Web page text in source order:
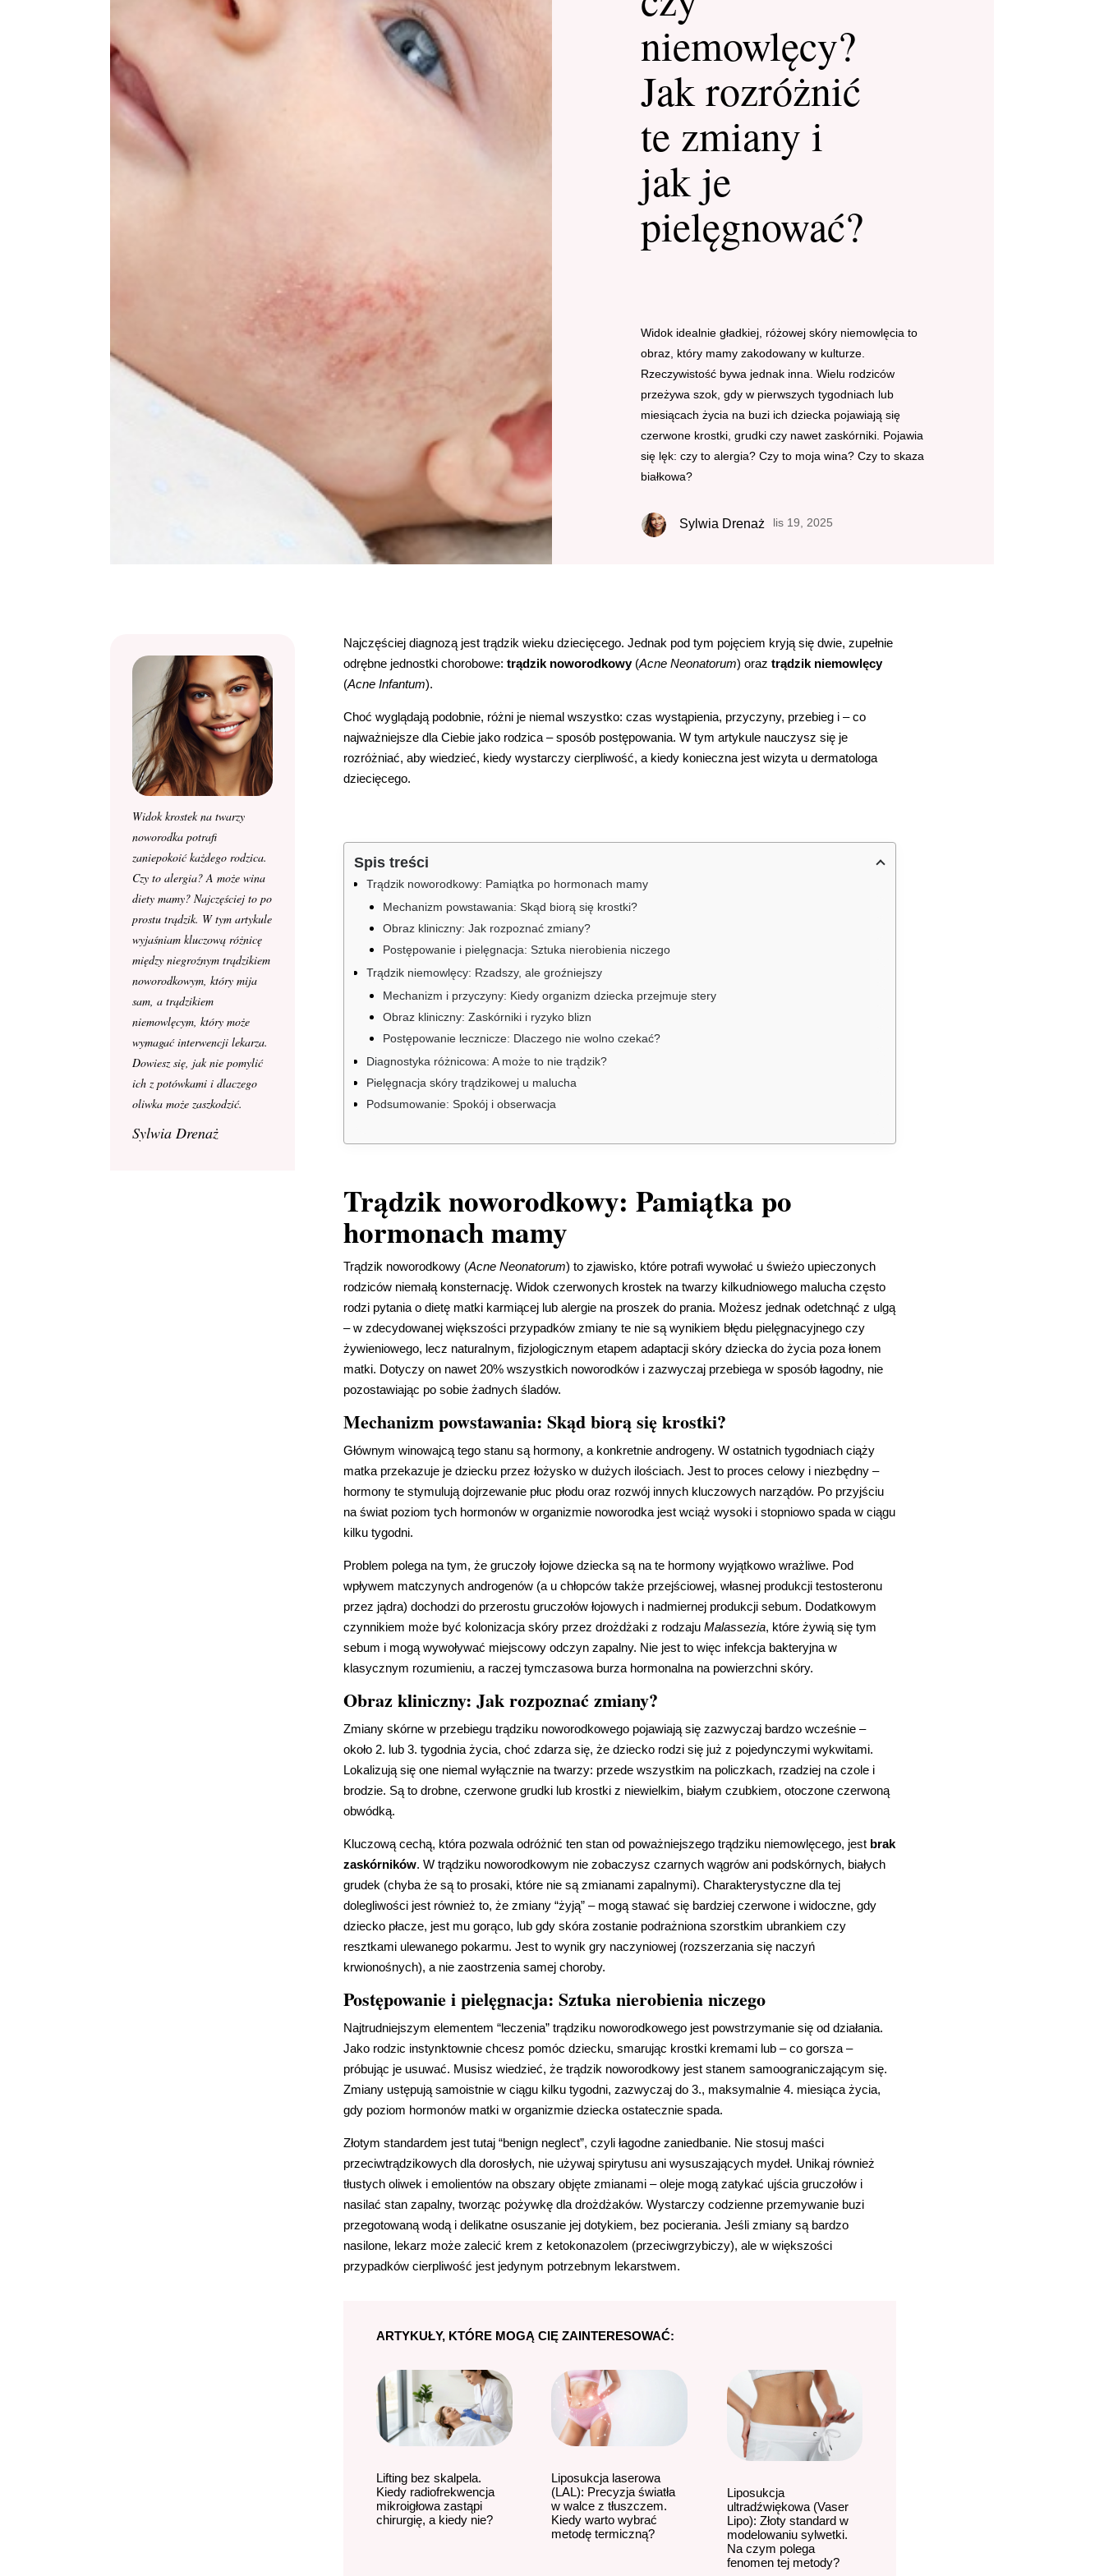
niemowlęcy?
Jak rozróżnić
te zmiany i
jak je
pielęgnować?
Widok idealnie gładkiej, różowej skóry niemowlęcia to
obraz, który mamy zakodowany w kulturze.
Rzeczywistość bywa jednak inna. Wielu rodziców
przeżywa szok, gdy w pierwszych tygodniach lub
miesiącach życia na buzi ich dziecka pojawiają się
czerwone krostki, grudki czy nawet zaskórniki. Pojawia
się lęk: czy to alergia? Czy to moja wina? Czy to skaza
białkowa?
Sylwia Drenaż lis 19, 2025
Widok krostek na twarzy
noworodka potrafi
zaniepokoić każdego rodzica.
Czy to alergia? A może wina
diety mamy? Najczęściej to po
prostu trądzik. W tym artykule
wyjaśniam kluczową różnicę
między niegroźnym trądzikiem
noworodkowym, który mija
sam, a trądzikiem
niemowlęcym, który może
wymagać interwencji lekarza.
Dowiesz się, jak nie pomylić
ich z potówkami i dlaczego
oliwka może zaszkodzić.
Sylwia Drenaż
Najczęściej diagnozą jest trądzik wieku dziecięcego. Jednak pod tym pojęciem kryją się dwie, zupełnie
odrębne jednostki chorobowe: trądzik noworodkowy(Acne Neonatorum) oraz trądzik niemowlęcy
(Acne Infantum).
Choć wyglądają podobnie, różni je niemal wszystko: czas wystąpienia, przyczyny, przebieg i – co
najważniejsze dla Ciebie jako rodzica – sposób postępowania. W tym artykule nauczysz się je
rozróżniać, aby wiedzieć, kiedy wystarczy cierpliwość, a kiedy konieczna jest wizyta u dermatologa
dziecięcego.
Spis treści
Trądzik noworodkowy: Pamiątka po hormonach mamy
Mechanizm powstawania: Skąd biorą się krostki?
Obraz kliniczny: Jak rozpoznać zmiany?
Postępowanie i pielęgnacja: Sztuka nierobienia niczego
Trądzik niemowlęcy: Rzadszy, ale groźniejszy
Mechanizm i przyczyny: Kiedy organizm dziecka przejmuje stery
Obraz kliniczny: Zaskórniki i ryzyko blizn
Postępowanie lecznicze: Dlaczego nie wolno czekać?
Diagnostyka różnicowa: A może to nie trądzik?
Pielęgnacja skóry trądzikowej u malucha
Podsumowanie: Spokój i obserwacja
Trądzik noworodkowy: Pamiątka po
hormonach mamy
Trądzik noworodkowy (Acne Neonatorum) to zjawisko, które potrafi wywołać u świeżo upieczonych
rodziców niemałą konsternację. Widok czerwonych krostek na twarzy kilkudniowego malucha często
rodzi pytania o dietę matki karmiącej lub alergie na proszek do prania. Możesz jednak odetchnąć z ulgą
– w zdecydowanej większości przypadków zmiany te nie są wynikiem błędu pielęgnacyjnego czy
żywieniowego, lecz naturalnym, fizjologicznym etapem adaptacji skóry dziecka do życia poza łonem
matki. Dotyczy on nawet 20% wszystkich noworodków i zazwyczaj przebiega w sposób łagodny, nie
pozostawiając po sobie żadnych śladów.
Mechanizm powstawania: Skąd biorą się krostki?
Głównym winowajcą tego stanu są hormony, a konkretnie androgeny. W ostatnich tygodniach ciąży
matka przekazuje je dziecku przez łożysko w dużych ilościach. Jest to proces celowy i niezbędny –
hormony te stymulują dojrzewanie płuc płodu oraz rozwój innych kluczowych narządów. Po przyjściu
na świat poziom tych hormonów w organizmie noworodka jest wciąż wysoki i stopniowo spada w ciągu
kilku tygodni.
Problem polega na tym, że gruczoły łojowe dziecka są na te hormony wyjątkowo wrażliwe. Pod
wpływem matczynych androgenów (a u chłopców także przejściowej, własnej produkcji testosteronu
przez jądra) dochodzi do przerostu gruczołów łojowych i nadmiernej produkcji sebum. Dodatkowym
czynnikiem może być kolonizacja skóry przez drożdżaki z rodzaju Malassezia, które żywią się tym
sebum i mogą wywoływać miejscowy odczyn zapalny. Nie jest to więc infekcja bakteryjna w
klasycznym rozumieniu, a raczej tymczasowa burza hormonalna na powierzchni skóry.
Obraz kliniczny: Jak rozpoznać zmiany?
Zmiany skórne w przebiegu trądziku noworodkowego pojawiają się zazwyczaj bardzo wcześnie –
około 2. lub 3. tygodnia życia, choć zdarza się, że dziecko rodzi się już z pojedynczymi wykwitami.
Lokalizują się one niemal wyłącznie na twarzy: przede wszystkim na policzkach, rzadziej na czole i
brodzie. Są to drobne, czerwone grudki lub krostki z niewielkim, białym czubkiem, otoczone czerwoną
obwódką.
Kluczową cechą, która pozwala odróżnić ten stan od poważniejszego trądziku niemowlęcego, jest brak
zaskórników. W trądziku noworodkowym nie zobaczysz czarnych wągrów ani podskórnych, białych
grudek (chyba że są to prosaki, które nie są zmianami zapalnymi). Charakterystyczne dla tej
dolegliwości jest również to, że zmiany “żyją” – mogą stawać się bardziej czerwone i widoczne, gdy
dziecko płacze, jest mu gorąco, lub gdy skóra zostanie podrażniona szorstkim ubrankiem czy
resztkami ulewanego pokarmu. Jest to wynik gry naczyniowej (rozszerzania się naczyń
krwionośnych), a nie zaostrzenia samej choroby.
Postępowanie i pielęgnacja: Sztuka nierobienia niczego
Najtrudniejszym elementem “leczenia” trądziku noworodkowego jest powstrzymanie się od działania.
Jako rodzic instynktownie chcesz pomóc dziecku, smarując krostki kremami lub – co gorsza –
próbując je usuwać. Musisz wiedzieć, że trądzik noworodkowy jest stanem samoograniczającym się.
Zmiany ustępują samoistnie w ciągu kilku tygodni, zazwyczaj do 3., maksymalnie 4. miesiąca życia,
gdy poziom hormonów matki w organizmie dziecka ostatecznie spada.
Złotym standardem jest tutaj “benign neglect”, czyli łagodne zaniedbanie. Nie stosuj maści
przeciwtrądzikowych dla dorosłych, nie używaj spirytusu ani wysuszających mydeł. Unikaj również
tłustych oliwek i emolientów na obszary objęte zmianami – oleje mogą zatykać ujścia gruczołów i
nasilać stan zapalny, tworząc pożywkę dla drożdżaków. Wystarczy codzienne przemywanie buzi
przegotowaną wodą i delikatne osuszanie jej dotykiem, bez pocierania. Jeśli zmiany są bardzo
nasilone, lekarz może zalecić krem z ketokonazolem (przeciwgrzybiczy), ale w większości
przypadków cierpliwość jest jedynym potrzebnym lekarstwem.
ARTYKUŁY, KTÓRE MOGĄ CIĘ ZAINTERESOWAĆ:
Lifting bez skalpela.
Kiedy radiofrekwencja
mikroigłowa zastąpi
chirurgię, a kiedy nie?
Liposukcja laserowa
(LAL): Precyzja światła
w walce z tłuszczem.
Kiedy warto wybrać
metodę termiczną?
Liposukcja
ultradźwiękowa (Vaser
Lipo): Złoty standard w
modelowaniu sylwetki.
Na czym polega
fenomen tej metody?